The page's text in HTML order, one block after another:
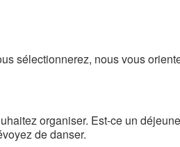
sélectionnerez, nous vous
organiser. Est-ce un
de danser.